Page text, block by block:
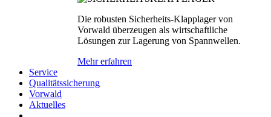
Die robusten Sicherheits-Klapplager von
Vorwald überzeugen als wirtschaftliche
Lösungen zur Lagerung von Spannwellen.
Mehr erfahren
Service
Qualitätssicherung
Vorwald
Aktuelles